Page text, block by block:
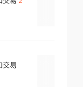
交易